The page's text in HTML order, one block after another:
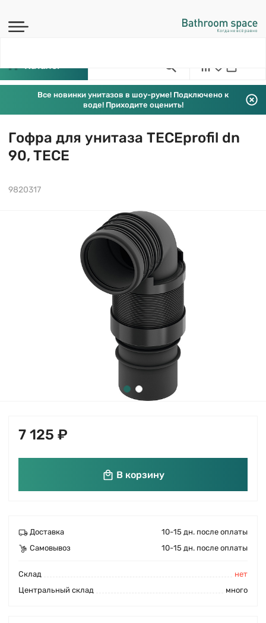
Каталог
Все новинки унитазов в шоу-руме! Подключено к
воде! Приходите оценить!
Гофра для унитаза TECEprofil dn
90, TECE
9820317
7 125 ₽
В корзину
Доставка
10-15 дн. после оплаты
Самовывоз
10-15 дн. после оплаты
Cклад
нет
Центральный склад
много